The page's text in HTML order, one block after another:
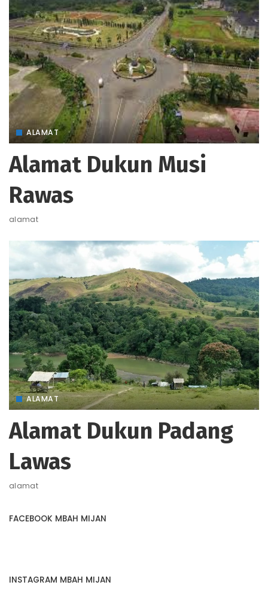
ALAMAT
Alamat Dukun Musi
Rawas
alamat
ALAMAT
Alamat Dukun Padang
Lawas
alamat
FACEBOOK MBAH MIJAN
INSTAGRAM MBAH MIJAN